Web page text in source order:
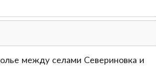
между селами Севериновка и